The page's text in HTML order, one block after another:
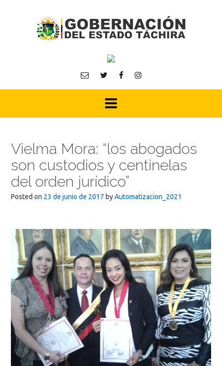
Vielma Mora: “los abogados
son custodios y centinelas
del orden jurídico”
Posted on 23 de junio de 2017 byAutomatizacion_2021